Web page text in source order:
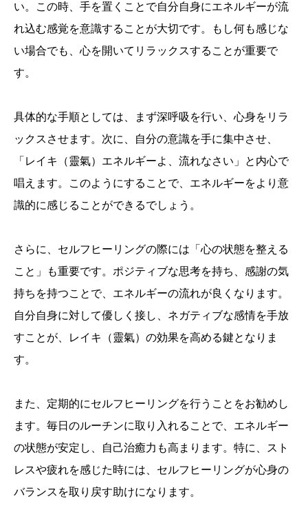
い。この時、手を置くことで自分自身にエネルギーが流
れ込む感覚を意識することが大切です。もし何も感じな
い場合でも、心を開いてリラックスすることが重要で
す。
具体的な手順としては、まず深呼吸を行い、心身をリラ
ックスさせます。次に、自分の意識を手に集中させ、
「レイキ（靈氣）エネルギーよ、流れなさい」と内心で
唱えます。このようにすることで、エネルギーをより意
識的に感じることができるでしょう。
さらに、セルフヒーリングの際には「心の状態を整える
こと」も重要です。ポジティブな思考を持ち、感謝の気
持ちを持つことで、エネルギーの流れが良くなります。
自分自身に対して優しく接し、ネガティブな感情を手放
すことが、レイキ（靈氣）の効果を高める鍵となりま
す。
また、定期的にセルフヒーリングを行うことをお勧めし
ます。毎日のルーチンに取り入れることで、エネルギー
の状態が安定し、自己治癒力も高まります。特に、スト
レスや疲れを感じた時には、セルフヒーリングが心身の
バランスを取り戻す助けになります。